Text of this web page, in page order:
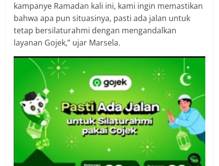
kampanye Ramadan kali ini, kami ingin memastikan
bahwa apa pun situasinya, pasti ada jalan untuk
tetap bersilaturahmi dengan mengandalkan
layanan Gojek,” ujar Marsela.